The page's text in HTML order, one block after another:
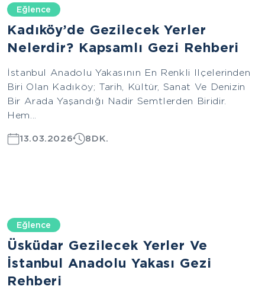
Eğlence
Kadıköy’de Gezilecek Yerler
Nelerdir? Kapsamlı Gezi Rehberi
İstanbul Anadolu Yakasının En Renkli Ilçelerinden
Biri Olan Kadıköy; Tarih, Kültür, Sanat Ve Denizin
Bir Arada Yaşandığı Nadir Semtlerden Biridir.
Hem...
13.03.2026 8DK.
Eğlence
Üsküdar Gezilecek Yerler Ve
İstanbul Anadolu Yakası Gezi
Rehberi